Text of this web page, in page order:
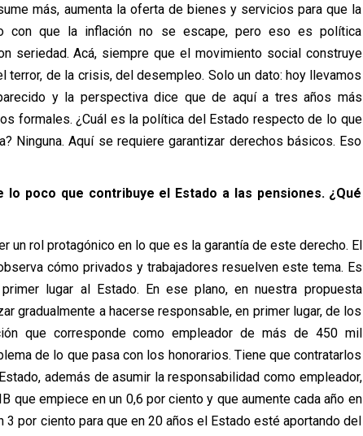
más, aumenta la oferta de bienes y servicios para que la
con que la inflación no se escape, pero eso es política
seriedad. Acá, siempre que el movimiento social construye
terror, de la crisis, del desempleo. Solo un dato: hoy llevamos
y la perspectiva dice que de aquí a tres años más
formales. ¿Cuál es la política del Estado respecto de lo que
Ninguna. Aquí se requiere garantizar derechos básicos. Eso
poco que contribuye el Estado a las pensiones. ¿Qué
un rol protagónico en lo que es la garantía de este derecho. El
cómo privados y trabajadores resuelven este tema. Es
lugar al Estado. En ese plano, en nuestra propuesta
gradualmente a hacerse responsable, en primer lugar, de los
que corresponde como empleador de más de 450 mil
de lo que pasa con los honorarios. Tiene que contratarlos
además de asumir la responsabilidad como empleador,
que empiece en un 0,6 por ciento y que aumente cada año en
3 por ciento para que en 20 años el Estado esté aportando del